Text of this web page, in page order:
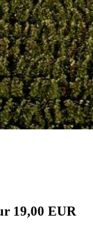
19,00 EUR